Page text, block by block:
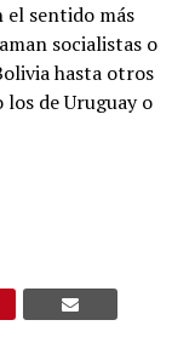
sentido más
socialistas o
hasta otros
de Uruguay o